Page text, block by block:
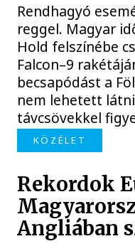
Rendhagyó
reggel. Magyar
Hold felszínébe
Falcon–9
becsapódást a
nem lehetett
távcsövekkel
KÖZÉLET
Rekordok
Angliában